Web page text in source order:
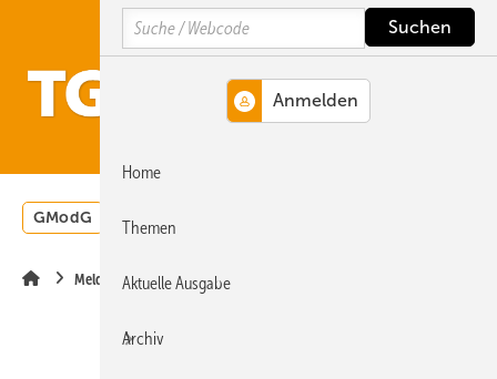
Hauptinhalt
Hauptmenü
SiteSearch
GModG Wärmepumpe
Meldungen
Search
Home
Themen
Aktuelle Ausgabe
Archiv